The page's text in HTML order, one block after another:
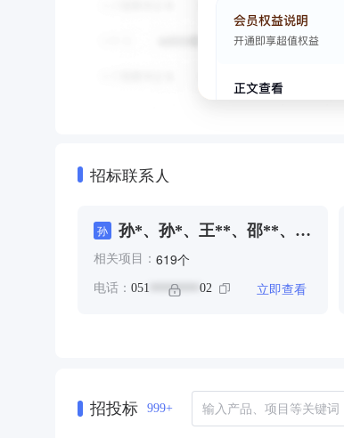
招标联系人
孙
孙*、孙*、王**、邵**、钱
相关项目： 619个
电话： 051 ******** 02 立即查看
招投标 999+